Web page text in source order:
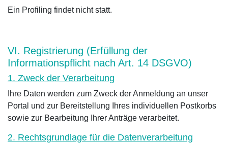
Ein Profiling findet nicht statt.
VI. Registrierung (Erfüllung der
Informationspflicht nach Art. 14 DSGVO)
1. Zweck der Verarbeitung
Ihre Daten werden zum Zweck der Anmeldung an unser
Portal und zur Bereitstellung Ihres individuellen Postkorbs
sowie zur Bearbeitung Ihrer Anträge verarbeitet.
2. Rechtsgrundlage für die Datenverarbeitung